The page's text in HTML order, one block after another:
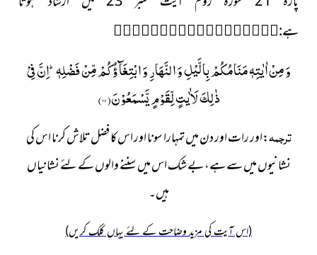
ہے:
وَ مِنْ اٰیٰتِهٖ مَنَامُكُمْ بِالَّیْلِ وَ النَّهَارِ وَ ابْتِغَآؤُكُمْ مِّنْ فَضْلِهٖؕ-اِنَّ فِیْ
ذٰلِكَ لَاٰیٰتٍ لِّقَوْمٍ یَّسْمَعُوْنَ(۲۳)
ترجمہ:اور رات اور دن میں تمہارا سونا اور اس کا فضل تلاش کرنا اس کی
نشانیوں میں سے ہے، بے شک اس میں سننے والوں کے لئے نشانیاں
ہیں۔
(اس آیت کی مزید وضاحت کے لئے یہاں کلک کریں)